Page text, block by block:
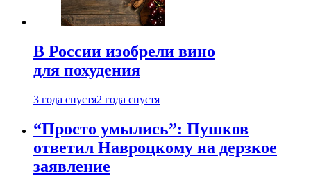
В России изобрели вино
для похудения
3 года спустя2 года спустя
“Просто умылись”: Пушков
ответил Навроцкому на дерзкое
заявление